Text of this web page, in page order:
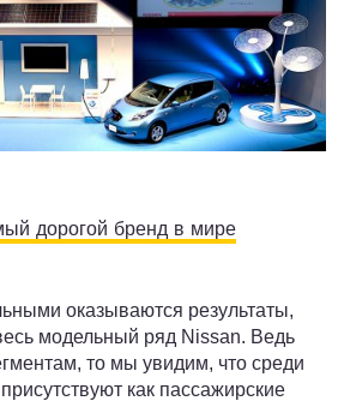
дорогой бренд в мире
оказываются результаты,
модельный ряд Nissan. Ведь
то мы увидим, что среди
как пассажирские